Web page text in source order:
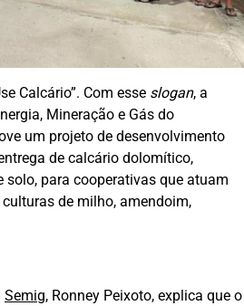
Calcário”. Com esse slogan, a
Mineração e Gás do
um projeto de desenvolvimento
de calcário dolomítico,
solo, para cooperativas que atuam
de milho, amendoim,
Semig, Ronney Peixoto, explica que o